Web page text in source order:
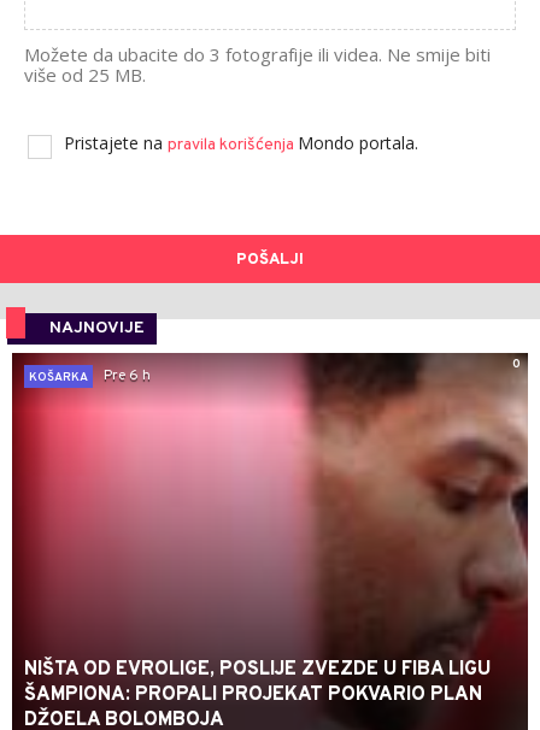
Možete da ubacite do 3 fotografije ili videa. Ne smije biti
više od 25 MB.
Pristajete na pravila korišćenja Mondo portala.
POŠALJI
NAJNOVIJE
0
KOŠARKA
Pre 6 h
NIŠTA OD EVROLIGE, POSLIJE ZVEZDE U FIBA LIGU
ŠAMPIONA: PROPALI PROJEKAT POKVARIO PLAN
DŽOELA BOLOMBOJA